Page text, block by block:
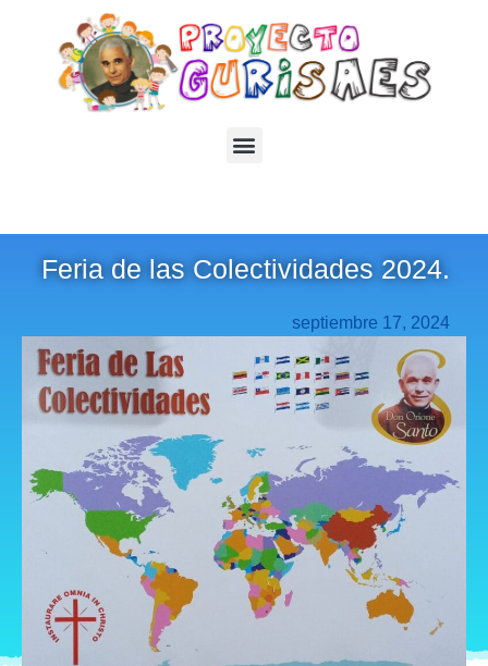
Feria de las Colectividades 2024.
septiembre 17, 2024